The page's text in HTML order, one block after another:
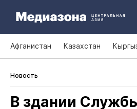
Афганистан Казахстан
Новость
В здании